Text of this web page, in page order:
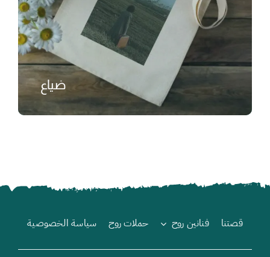
ضياع
₺
قصتنا فنانين روح حملات روح سياسة الخصوصية